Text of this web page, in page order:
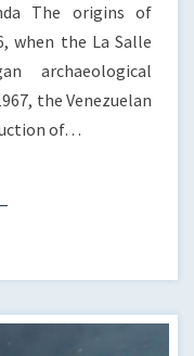
The origins of
when the La Salle
archaeological
the Venezuelan
of…